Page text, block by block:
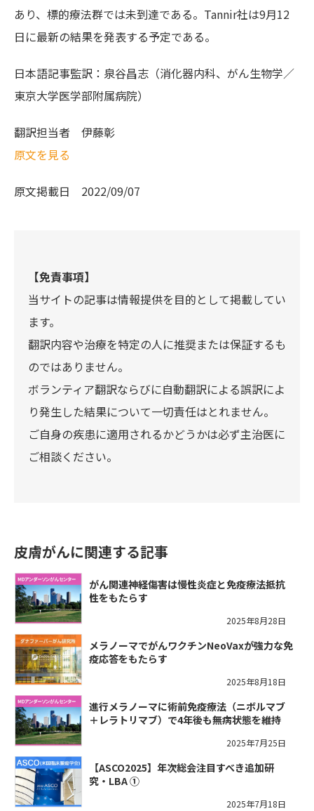
あり、標的療法群では未到達である。Tannir社は9月12
日に最新の結果を発表する予定である。
日本語記事監訳：泉谷昌志（消化器内科、がん生物学／
東京大学医学部附属病院）
翻訳担当者 伊藤彰
原文を見る
原文掲載日 2022/09/07
【免責事項】
当サイトの記事は情報提供を目的として掲載してい
ます。
翻訳内容や治療を特定の人に推奨または保証するも
のではありません。
ボランティア翻訳ならびに自動翻訳による誤訳によ
り発生した結果について一切責任はとれません。
ご自身の疾患に適用されるかどうかは必ず主治医に
ご相談ください。
皮膚がんに関連する記事
がん関連神経傷害は慢性炎症と免疫療法抵抗
性をもたらす
2025年8月28日
メラノーマでがんワクチンNeoVaxが強力な免
疫応答をもたらす
2025年8月18日
進行メラノーマに術前免疫療法（ニボルマブ
＋レラトリマブ）で4年後も無病状態を維持
2025年7月25日
【ASCO2025】年次総会注目すべき追加研
究・LBA ①
2025年7月18日